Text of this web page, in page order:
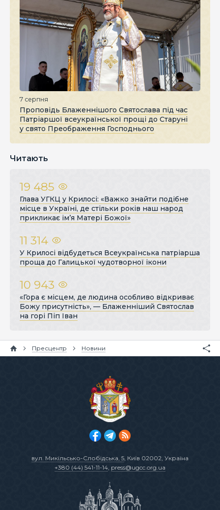
7 серпня
Проповідь Блаженнішого Святослава під час
Патріаршої всеукраїнської прощі до Старуні
у свято Преображення Господнього
Читають
19 485
Глава УГКЦ у Крилосі: «Важко знайти подібне
місце в Україні, де стільки років наш народ
прикликає ім’я Матері Божої»
11 314
У Крилосі відбудеться Всеукраїнська патріарша
проща до Галицької чудотворної ікони
10 943
«Гора є місцем, де людина особливо відкриває
Божу присутність», — Блаженніший Святослав
на горі Піп Іван
Пресцентр Новини
вул. Микільсько-Слобідська, 5, Київ 02002, Україна
+380 (44) 541-11-14, press@ugcc.org.ua